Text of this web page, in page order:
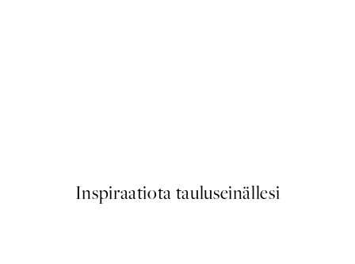
Inspiraatiota tauluseinällesi